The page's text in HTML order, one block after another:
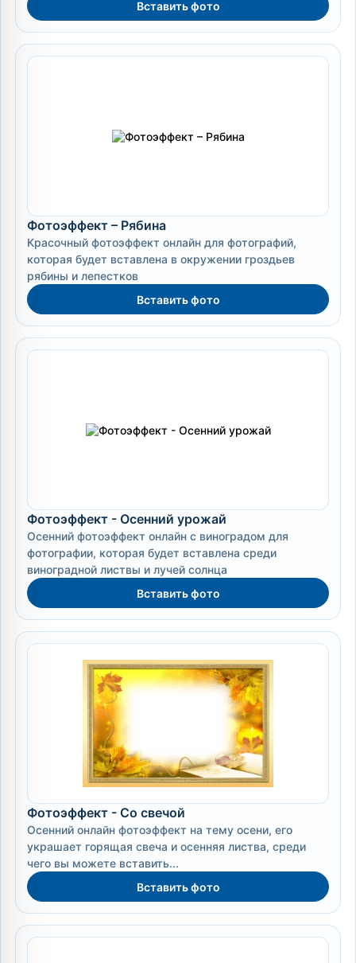
Вставить фото
Фотоэффект – Рябина
Красочный фотоэффект онлайн для фотографий,
которая будет вставлена в окружении гроздьев
рябины и лепестков
Вставить фото
Фотоэффект - Осенний урожай
Осенний фотоэффект онлайн с виноградом для
фотографии, которая будет вставлена среди
виноградной листвы и лучей солнца
Вставить фото
Фотоэффект - Со свечой
Осенний онлайн фотоэффект на тему осени, его
украшает горящая свеча и осенняя листва, среди
чего вы можете вставить...
Вставить фото